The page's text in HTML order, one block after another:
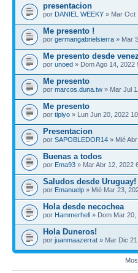
presentacion
por DANIEL WEEKY » Mar Oct
Me presento !
por germangabrielsierra » Mar
Me presento desde
por unoed » Dom Ago 14, 2022
Me presento
por marcos.duna.tw » Mar Jul
Me presento
por tipiyo » Lun Jun 20, 2022
Presentacion
por SAPOBLEDOR14 » Mié
Buenas a todos
por Ema93 » Mar Abr 12, 2022
Saludos desde Uruguay!
por Emanuelp » Mié Mar 23,
Hola desde necochea
por Hammerhell » Dom Mar 20,
Hola Duneros!
por juanmaazerrat » Mar Dic